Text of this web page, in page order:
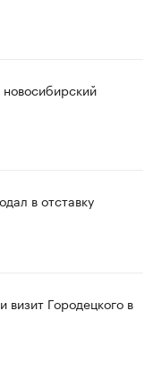
в отставку
визит Городецкого в